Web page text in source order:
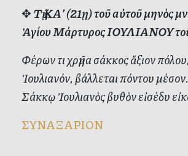
✥Τῇ ΚΑ’ (21ῃ) τοῦ αὐτοῦ μηνὸς
Ἁγίου Μάρτυρος ΙΟΥΛΙΑΝΟΥ τοῦ
Φέρων τι χρῆμα σάκκος ἄξιον πόλου,
Ἰουλιανόν, βάλλεται πόντου μέσον.
Σάκκῳ Ἰουλιανὸς βυθὸν εἰσέδυ
ΣΥΝΑΞΑΡΙΟΝ